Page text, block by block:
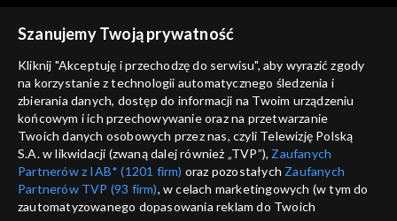
Miasta
Arrasy i gobeliny
Miasto Kazimierz pod
Krakowem
Szanujemy Twoją prywatność
Kliknij "Akceptuję i przechodzę do serwisu", aby wyrazić zgody
na korzystanie z technologii automatycznego śledzenia i
zbierania danych, dostęp do informacji na Twoim urządzeniu
końcowym i ich przechowywanie oraz na przetwarzanie
Twoich danych osobowych przez nas, czyli Telewizję Polską
S.A. w likwidacji (zwaną dalej również „TVP”), Zaufanych
Partnerów z IAB* (1201 firm) oraz pozostałych Zaufanych
Partnerów TVP (93 firm), w celach marketingowych (w tym do
zautomatyzowanego dopasowania reklam do Twoich